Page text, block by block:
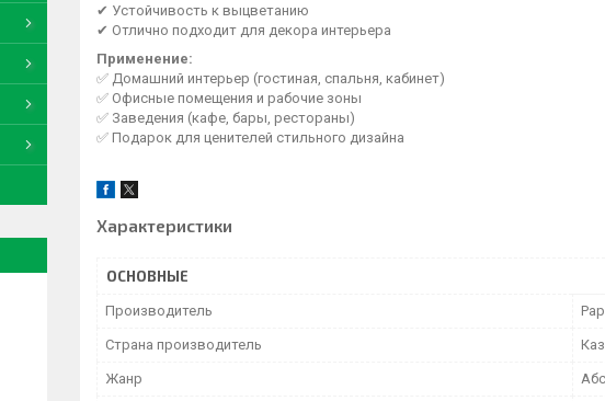
✔ Устойчивость к выцветанию
✔ Отлично подходит для декора интерьера
Применение:
✅ Домашний интерьер (гостиная, спальня, кабинет)
✅ Офисные помещения и рабочие зоны
✅ Заведения (кафе, бары, рестораны)
✅ Подарок для ценителей стильного дизайна
Характеристики
ОСНОВНЫЕ
Производитель
Страна производитель
Жанр